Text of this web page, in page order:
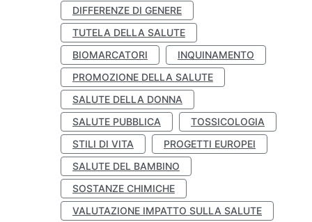
DIFFERENZE DI GENERE
TUTELA DELLA SALUTE
BIOMARCATORI
INQUINAMENTO
PROMOZIONE DELLA SALUTE
SALUTE DELLA DONNA
SALUTE PUBBLICA
TOSSICOLOGIA
STILI DI VITA
PROGETTI EUROPEI
SALUTE DEL BAMBINO
SOSTANZE CHIMICHE
VALUTAZIONE IMPATTO SULLA SALUTE